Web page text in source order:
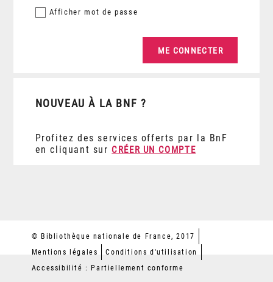
Afficher mot de passe
NOUVEAU À LA BNF ?
Profitez des services offerts par la BnF
en cliquant sur CRÉER UN COMPTE
© Bibliothèque nationale de France, 2017
Mentions légales
Conditions d'utilisation
Accessibilité : Partiellement conforme